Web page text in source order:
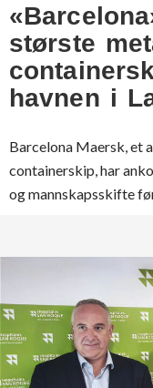
største
havnen i
Barcelona Maersk, et
containerskip, har
og mannskapsskifte